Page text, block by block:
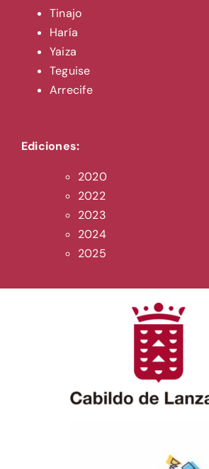
Tinajo
Haría
Yaiza
Teguise
Arrecife
Ediciones:
2020
2022
2023
2024
2025